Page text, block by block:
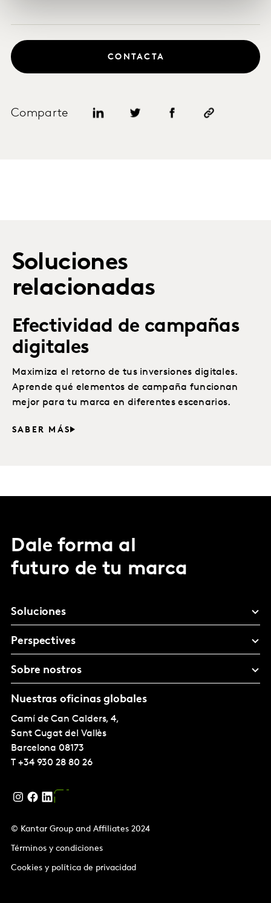
Comparte
CONTACTA
Soluciones
relacionadas
Efectividad de campañas
digitales
Maximiza el retorno de tus inversiones digitales.
Aprende qué elementos de campaña funcionan
mejor para tu marca en diferentes escenarios.
SABER MÁS
Dale forma al
futuro de tu marca
Soluciones
Perspectives
Sobre nostros
Nuestras oficinas globales
Camí de Can Calders, 4,
Sant Cugat del Vallès
Barcelona 08173
T +34 930 28 80 26
© Kantar Group and Affiliates 2024
Términos y condiciones
Cookies y política de privacidad